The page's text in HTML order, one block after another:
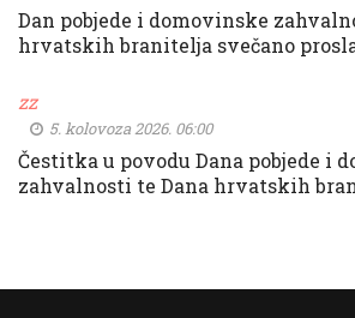
Dan pobjede i domovinske
hrvatskih branitelja svečano
zz
5. kolovoza 2026. 06:00
Čestitka u povodu Dana pobjede i
zahvalnosti te Dana hrvatskih